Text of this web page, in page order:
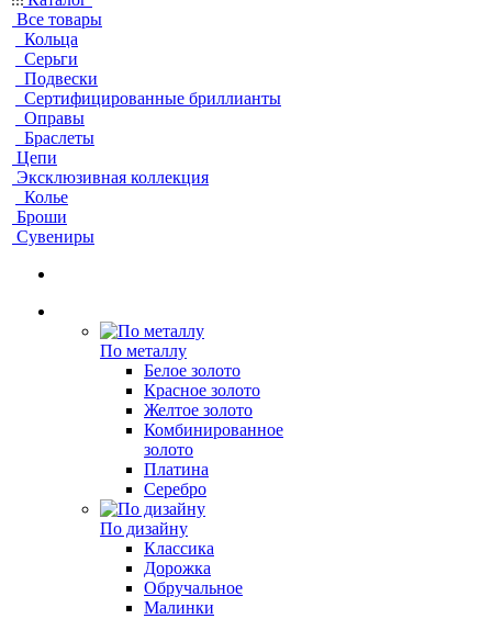
Все товары
Кольца
Серьги
Подвески
Сертифицированные бриллианты
Оправы
Браслеты
Цепи
Эксклюзивная коллекция
Колье
Броши
Сувениры
По металлу
Белое золото
Красное золото
Желтое золото
Комбинированное
золото
Платина
Серебро
По дизайну
Классика
Дорожка
Обручальное
Малинки